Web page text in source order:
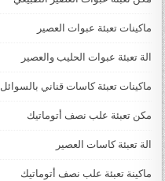
ماكينات تعبئة عبوات العصير
الة تعبئة عبوات الحليب والعصير
ماكينات تعبئة كاسات قناني بالسوائل
مكن تعبئة علب نصف أتوماتيك
الة تعبئة كاسات العصير
ماكينة تعبئة علب نصف أتوماتيك